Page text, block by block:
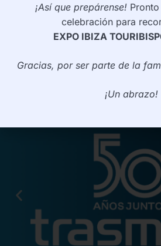
Política de cookies
¡Así que prepárense!Pronto
celebración para
EXPO IBIZA
Gracias, por ser parte de la
¡Un abrazo!